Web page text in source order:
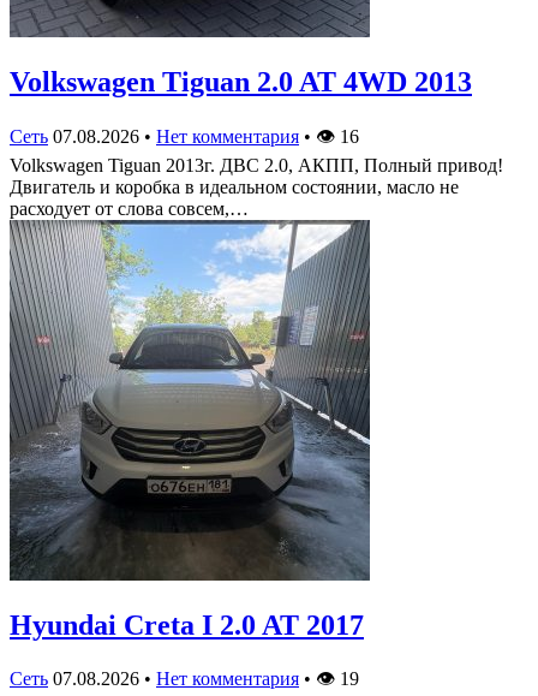
Volkswagen Tiguan 2.0 AT 4WD 2013
Сеть 07.08.2026 • Нет комментария • 👁 16
Volkswagen Tiguan 2013г. ДВС 2.0, АКПП, Полный привод!
Двигатель и коробка в идеальном состоянии, масло не
расходует от слова совсем,…
Hyundai Creta I 2.0 AT 2017
Сеть 07.08.2026 • Нет комментария • 👁 19